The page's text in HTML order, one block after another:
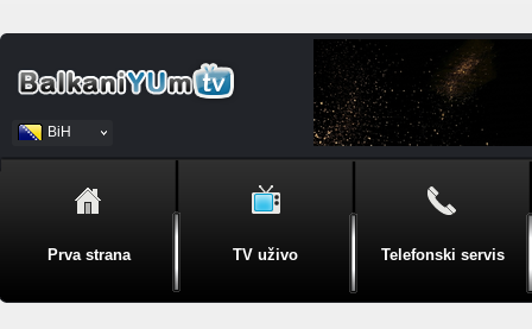
BiH
Srpski
Prva strana TV uživo Telefonski servis